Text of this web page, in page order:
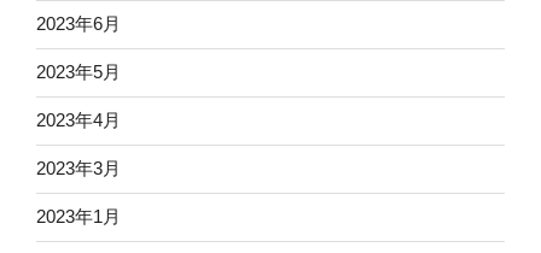
2023年6月
2023年5月
2023年4月
2023年3月
2023年1月